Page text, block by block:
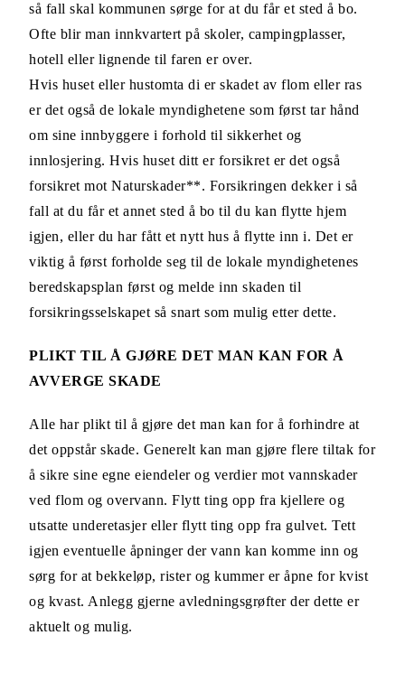
så fall skal kommunen sørge for at du får et sted å bo.
Ofte blir man innkvartert på skoler, campingplasser,
hotell eller lignende til faren er over.
Hvis huset eller hustomta di er skadet av flom eller ras
er det også de lokale myndighetene som først tar hånd
om sine innbyggere i forhold til sikkerhet og
innlosjering. Hvis huset ditt er forsikret er det også
forsikret mot Naturskader**. Forsikringen dekker i så
fall at du får et annet sted å bo til du kan flytte hjem
igjen, eller du har fått et nytt hus å flytte inn i. Det er
viktig å først forholde seg til de lokale myndighetenes
beredskapsplan først og melde inn skaden til
forsikringsselskapet så snart som mulig etter dette.
PLIKT TIL Å GJØRE DET MAN KAN FOR Å
AVVERGE SKADE
Alle har plikt til å gjøre det man kan for å forhindre at
det oppstår skade. Generelt kan man gjøre flere tiltak for
å sikre sine egne eiendeler og verdier mot vannskader
ved flom og overvann. Flytt ting opp fra kjellere og
utsatte underetasjer eller flytt ting opp fra gulvet. Tett
igjen eventuelle åpninger der vann kan komme inn og
sørg for at bekkeløp, rister og kummer er åpne for kvist
og kvast. Anlegg gjerne avledningsgrøfter der dette er
aktuelt og mulig.